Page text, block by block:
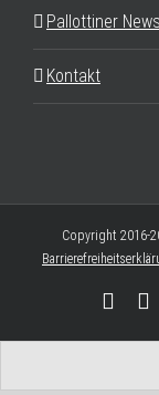
Pallottiner
Kontakt
Copyright 2016-